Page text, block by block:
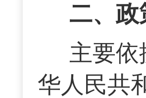
二、政
主要
华人民共